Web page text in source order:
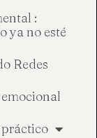
:
ya no esté
Redes